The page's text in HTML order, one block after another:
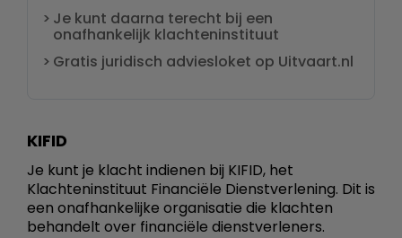
Je kunt daarna terecht bij een
onafhankelijk klachteninstituut
Gratis juridisch adviesloket op Uitvaart.nl
KIFID
Je kunt je klacht indienen bij KIFID, het
Klachteninstituut Financiële Dienstverlening. Dit is
een onafhankelijke organisatie die klachten
behandelt over financiële dienstverleners.